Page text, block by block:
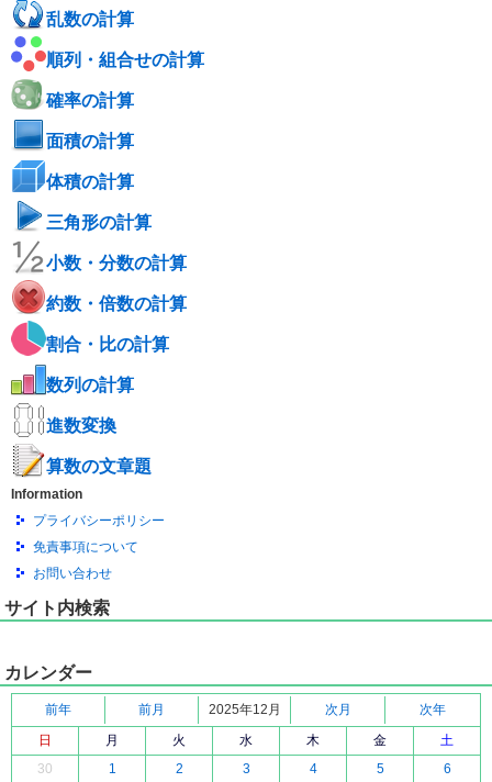
乱数の計算
順列・組合せの計算
確率の計算
面積の計算
体積の計算
三角形の計算
小数・分数の計算
約数・倍数の計算
割合・比の計算
数列の計算
進数変換
算数の文章題
Information
プライバシーポリシー
免責事項について
お問い合わせ
サイト内検索
カレンダー
前年 前月 2025年12月 次月
次年
日
月 火 水 木 金
土
30
1 2 3 4 5 6